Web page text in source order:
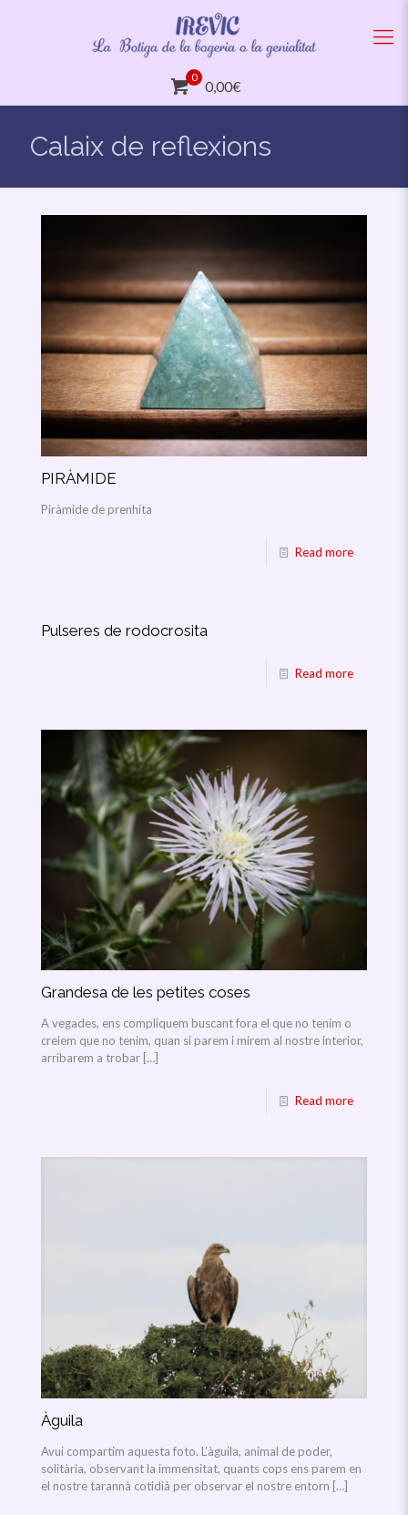
0
0,00€
Calaix de reflexions
PIRÀMIDE
Piràmide de prenhita
Read more
Pulseres de rodocrosita
Read more
Grandesa de les petites coses
A vegades, ens compliquem buscant fora el que no tenim o
creiem que no tenim, quan si parem i mirem al nostre interior,
arribarem a trobar […]
Read more
Àguila
Avui compartim aquesta foto. L’àguila, animal de poder,
solitària, observant la immensitat, quants cops ens parem en
el nostre tarannà cotidià per observar el nostre entorn […]